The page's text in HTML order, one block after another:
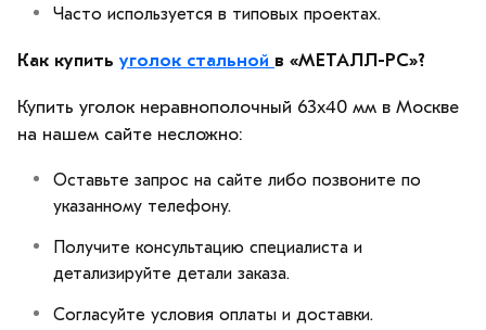
Часто используется в типовых проектах.
Как купить уголок стальной в «МЕТАЛЛ-РС»?
Купить уголок неравнополочный 63х40 мм в Москве
на нашем сайте несложно:
Оставьте запрос на сайте либо позвоните по
указанному телефону.
Получите консультацию специалиста и
детализируйте детали заказа.
Согласуйте условия оплаты и доставки.